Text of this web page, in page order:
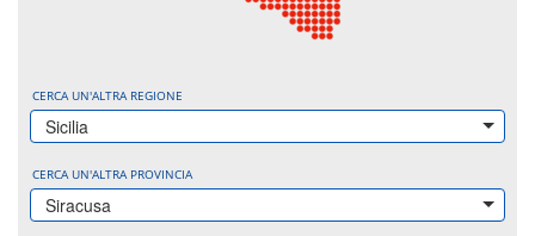
CERCA UN'ALTRA REGIONE
Sicilia
CERCA UN'ALTRA PROVINCIA
Siracusa